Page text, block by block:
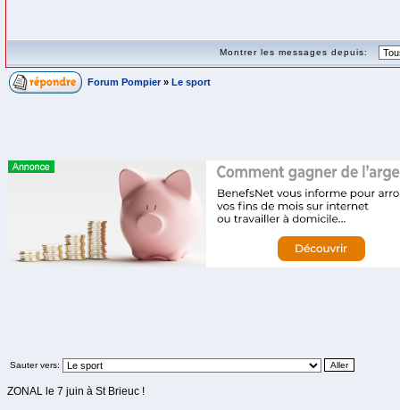
Montrer les messages depuis:
Forum Pompier » Le sport
Sauter vers:
ZONAL le 7 juin à St Brieuc !